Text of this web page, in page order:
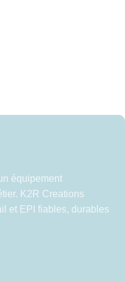
équipement
K2R Creations
et EPI fiables, durables